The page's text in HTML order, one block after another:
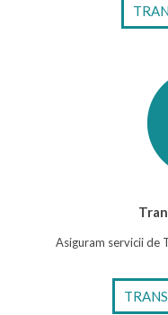
Asiguram servicii de